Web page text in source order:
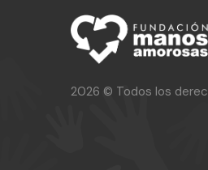
2026 © Todos los